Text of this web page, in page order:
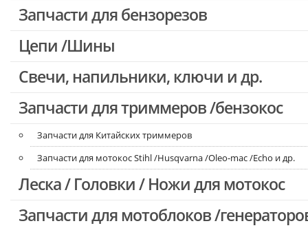
Запчасти для бензопил Stihl
Запчасти для бензопил Oleo-mac, Echo и др.
Запчасти для бензорезов
Цепи /Шины
Свечи, напильники, ключи и др.
Запчасти для триммеров /бензокос
Запчасти для Китайских триммеров
Запчасти для мотокос Stihl /Husqvarna /Oleo-mac /Echo и др.
Леска / Головки / Ножи для мотокос
Запчасти для мотоблоков /